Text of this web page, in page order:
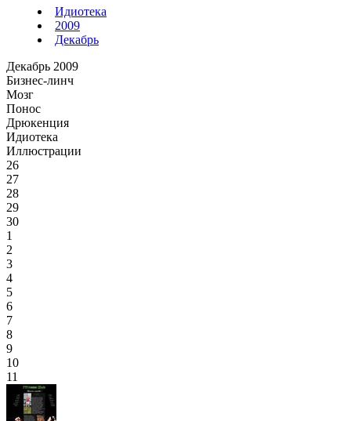
Идиотека
2009
Декабрь
Декабрь 2009
Бизнес-линч
Мозг
Понос
Дрюкенция
Идиотека
Иллюстрации
26
27
28
29
30
1
2
3
4
5
6
7
8
9
10
11